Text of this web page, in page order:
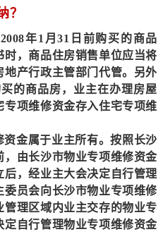
？
年1月31日前购买的商品
，商品住房销售单位应当将
产行政主管部门代管。另外
的商品房，业主在办理房屋
项维修资金存入住宅专项维
金属于业主所有。按照长沙
由长沙市物业专项维修资金
，经业主大会决定自行管理
员会向长沙市物业专项维修
理区域内业主交存的物业专
自行管理物业专项维修资金